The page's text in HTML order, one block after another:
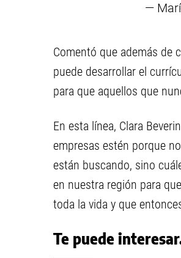
—
Comentó que además de
puede desarrollar el
para que aquellos que
En esta línea, Clara
empresas estén porque
están buscando, sino
en nuestra región para
toda la vida y que
Te puede